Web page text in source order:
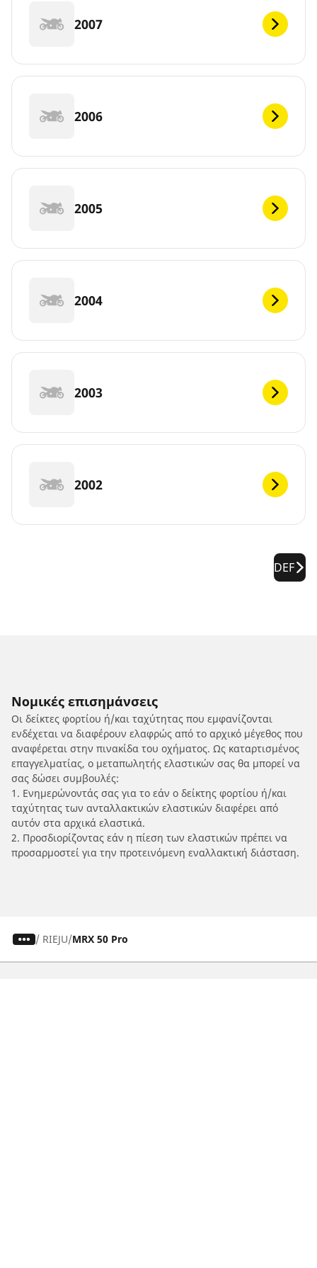
2007
2006
2005
2004
2003
2002
DEF
Νομικές επισημάνσεις
Οι δείκτες φορτίου ή/και ταχύτητας που εμφανίζονται
ενδέχεται να διαφέρουν ελαφρώς από το αρχικό μέγεθος που
αναφέρεται στην πινακίδα του οχήματος. Ως καταρτισμένος
επαγγελματίας, ο μεταπωλητής ελαστικών σας θα μπορεί να
σας δώσει συμβουλές:
1. Ενημερώνοντάς σας για το εάν ο δείκτης φορτίου ή/και
ταχύτητας των ανταλλακτικών ελαστικών διαφέρει από
αυτόν στα αρχικά ελαστικά.
2. Προσδιορίζοντας εάν η πίεση των ελαστικών πρέπει να
προσαρμοστεί για την προτεινόμενη εναλλακτική διάσταση.
/ RIEJU MRX 50 Pro